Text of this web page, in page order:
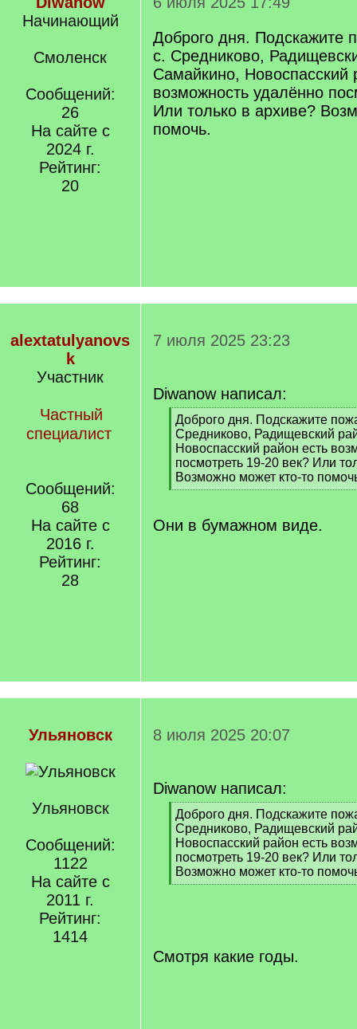
Начинающий
Смоленск
Сообщений:
26
На сайте с
2024 г.
Рейтинг:
20
Доброго дня. Подскажите
с. Средниково,
Самайкино, Новоспасский
возможность удалённо
Или только в архиве?
помочь.
alextatulyanovs
k
Участник
Частный
специалист
Сообщений:
68
На сайте с
2016 г.
Рейтинг:
28
7 июля 2025 23:23
Diwanow написал:
[
q
]
Доброго дня. Подскажите
Средниково, Радищевский
Новоспасский район есть
посмотреть 19-20 век? Или
Возможно может кто-то
[
q
]
Они в бумажном виде.
Ульяновск
Ульяновск
Сообщений:
1122
На сайте с
2011 г.
Рейтинг:
1414
8 июля 2025 20:07
Diwanow написал:
[
q
]
Доброго дня. Подскажите
Средниково, Радищевский
Новоспасский район есть
посмотреть 19-20 век? Или
Возможно может кто-то
[
Смотря какие годы.